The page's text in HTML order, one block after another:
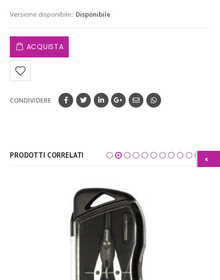
Versione disponibile:: Disponibile
ACQUISTA
CONDIVIDERE
PRODOTTI CORRELATI